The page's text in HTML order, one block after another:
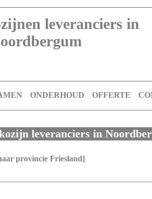
ONDERHOUD OFFERTE
leveranciers in
leveranciers in
provincie Friesland]